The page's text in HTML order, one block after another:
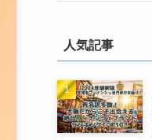
人気記事